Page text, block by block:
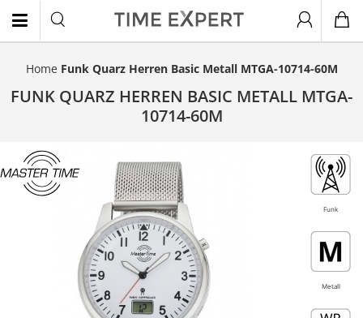
Home Funk Quarz Herren Basic Metall MTGA-10714-60M
FUNK QUARZ HERREN BASIC METALL MTGA-
10714-60M
Funk
Metall